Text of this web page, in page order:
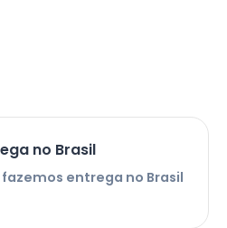
no Brasil
fazemos entrega no Brasil